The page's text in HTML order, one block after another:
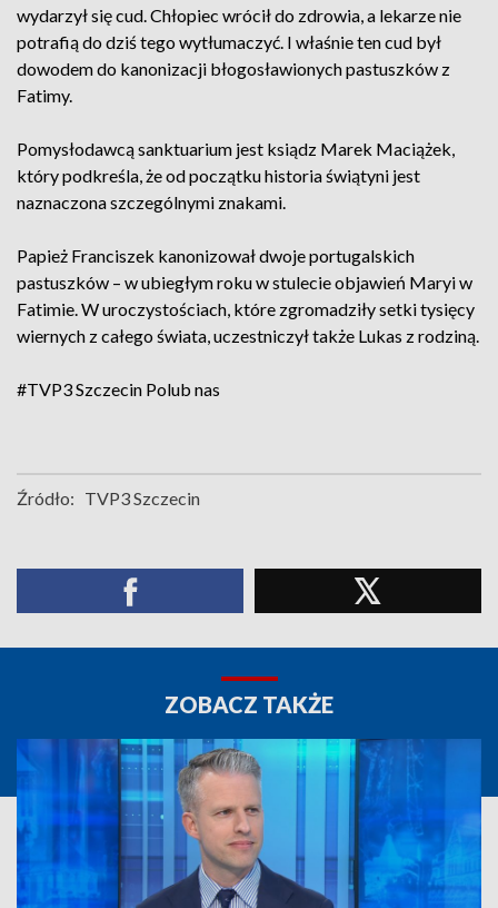
wydarzył się cud. Chłopiec wrócił do zdrowia, a lekarze nie
potrafią do dziś tego wytłumaczyć. I właśnie ten cud był
dowodem do kanonizacji błogosławionych pastuszków z
Fatimy.
Pomysłodawcą sanktuarium jest ksiądz Marek Maciążek,
który podkreśla, że od początku historia świątyni jest
naznaczona szczególnymi znakami.
Papież Franciszek kanonizował dwoje portugalskich
pastuszków – w ubiegłym roku w stulecie objawień Maryi w
Fatimie. W uroczystościach, które zgromadziły setki tysięcy
wiernych z całego świata, uczestniczył także Lukas z rodziną.
#TVP3 Szczecin Polub nas
Źródło: TVP3 Szczecin
ZOBACZ TAKŻE